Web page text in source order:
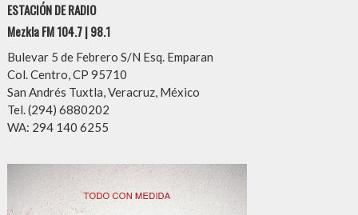
ESTACIÓN DE RADIO
Mezkla FM 104.7 | 98.1
Bulevar 5 de Febrero S/N Esq. Emparan
Col. Centro, CP 95710
San Andrés Tuxtla, Veracruz, México
Tel. (294) 6880202
WA: 294 140 6255